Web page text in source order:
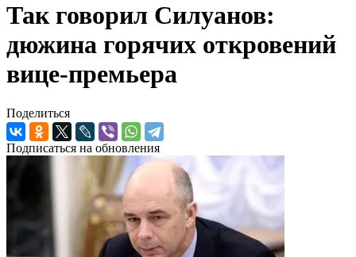
Так говорил Силуанов:
дюжина горячих откровений
вице-премьера
Поделиться
Подписаться на обновления